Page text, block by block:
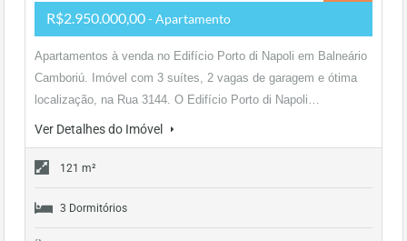
R$2.950.000,00- Apartamento
Apartamentos à venda no Edifício Porto di Napoli em Balneário
Camboriú. Imóvel com 3 suítes, 2 vagas de garagem e ótima
localização, na Rua 3144. O Edifício Porto di Napoli…
Ver Detalhes do Imóvel
121 m²
3 Dormitórios